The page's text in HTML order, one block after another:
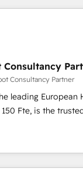
and marketing
and
🔌 Integrating
🎓 Training your
generation
, Data
&
Consultancy
Consultancy Partner
leading European
trusted Elite
offering you a
and achieving
targeted
transformation